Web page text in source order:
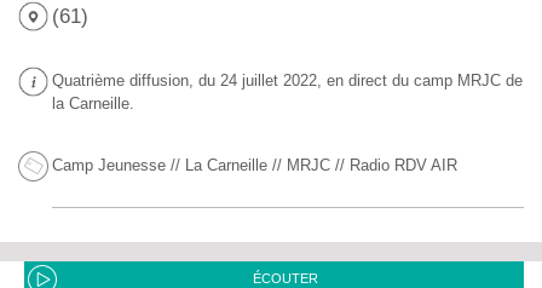
(61)
Quatrième diffusion, du 24 juillet 2022, en direct du camp MRJC de
la Carneille.
Camp Jeunesse // La Carneille // MRJC // Radio RDV AIR
ÉCOUTER